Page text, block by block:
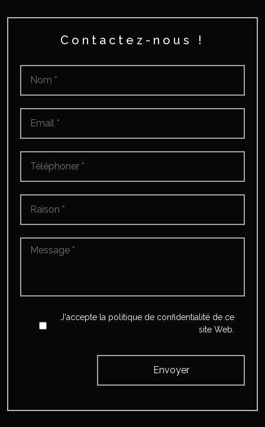
Contactez-nous !
Nom *
Email *
Téléphoner *
Raison *
Message
*
J'accepte la politique de confidentialité de ce
site Web.